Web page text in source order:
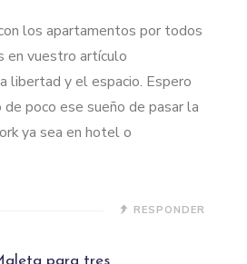
los apartamentos por todos
en vuestro artículo
libertad y el espacio. Espero
poco ese sueño de pasar la
ya sea en hotel o
RESPONDER
para tres